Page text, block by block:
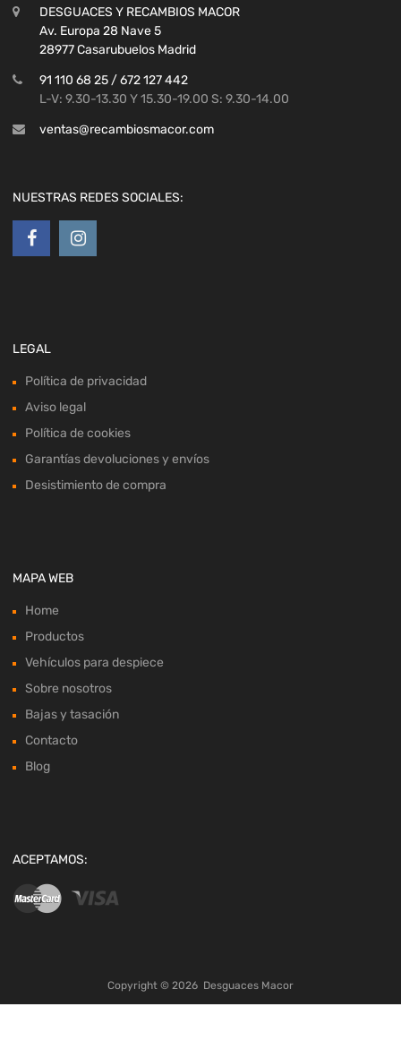
DESGUACES Y RECAMBIOS MACOR
Av. Europa 28 Nave 5
28977 Casarubuelos Madrid
91 110 68 25 / 672 127 442
L-V: 9.30-13.30 Y 15.30-19.00 S: 9.30-14.00
ventas@recambiosmacor.com
NUESTRAS REDES SOCIALES:
LEGAL
Política de privacidad
Aviso legal
Política de cookies
Garantías devoluciones y envíos
Desistimiento de compra
MAPA WEB
Home
Productos
Vehículos para despiece
Sobre nosotros
Bajas y tasación
Contacto
Blog
ACEPTAMOS:
Copyright © 2026 Desguaces Macor